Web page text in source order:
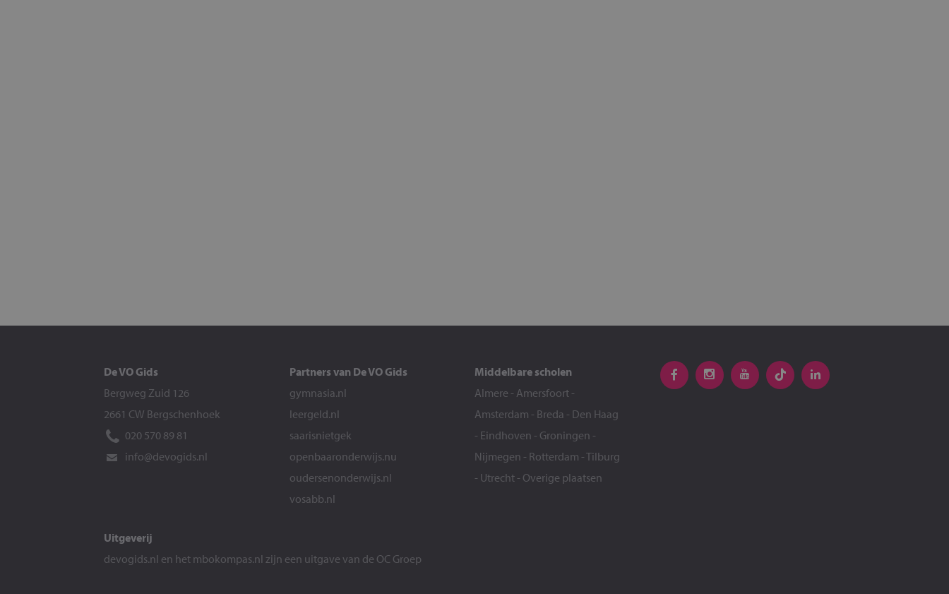
De VO Gids
Bergweg Zuid 126
2661 CW Bergschenhoek
020 570 89 81
info@devogids.nl
Partners van De VO Gids
gymnasia.nl
leergeld.nl
saarisnietgek
openbaaronderwijs.nu
oudersenonderwijs.nl
vosabb.nl
Middelbare scholen
Almere - Amersfoort -
Amsterdam - Breda - Den Haag
- Eindhoven - Groningen -
Nijmegen - Rotterdam -Tilburg
- Utrecht - Overige plaatsen
Uitgeverij
devogids.nl en het mbokompas.nl zijn een uitgave van de OC Groep